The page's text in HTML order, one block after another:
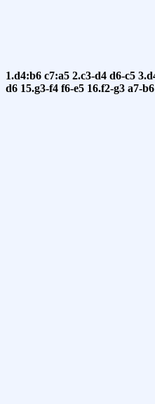
1.d4:b6 c7:a5 2.c3-d4 d6-c5
d6 15.g3-f4 f6-e5 16.f2-g3 a7-b6